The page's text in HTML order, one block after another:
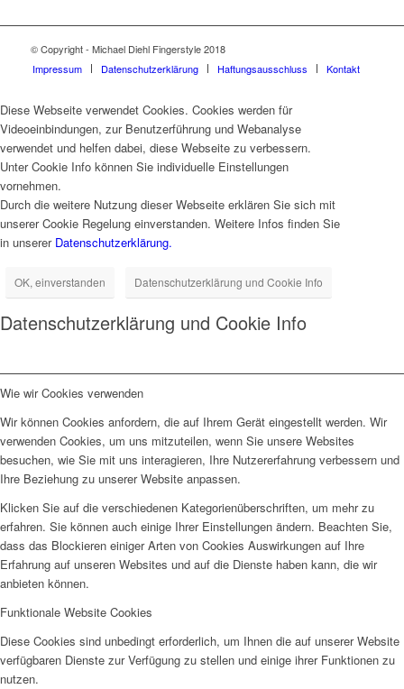
© Copyright - Michael Diehl Fingerstyle 2018
Impressum
Datenschutzerklärung Haftungsausschluss Kontakt
Diese Webseite verwendet Cookies. Cookies werden für
Videoeinbindungen, zur Benutzerführung und Webanalyse
verwendet und helfen dabei, diese Webseite zu verbessern.
Unter Cookie Info können Sie individuelle Einstellungen
vornehmen.
Durch die weitere Nutzung dieser Webseite erklären Sie sich mit
unserer Cookie Regelung einverstanden. Weitere Infos finden Sie
in unserer Datenschutzerklärung.
OK, einverstanden Datenschutzerklärung und Cookie Info
Datenschutzerklärung und Cookie Info
Wie wir Cookies verwenden
Wir können Cookies anfordern, die auf Ihrem Gerät eingestellt werden. Wir
verwenden Cookies, um uns mitzuteilen, wenn Sie unsere Websites
besuchen, wie Sie mit uns interagieren, Ihre Nutzererfahrung verbessern und
Ihre Beziehung zu unserer Website anpassen.
Klicken Sie auf die verschiedenen Kategorienüberschriften, um mehr zu
erfahren. Sie können auch einige Ihrer Einstellungen ändern. Beachten Sie,
dass das Blockieren einiger Arten von Cookies Auswirkungen auf Ihre
Erfahrung auf unseren Websites und auf die Dienste haben kann, die wir
anbieten können.
Funktionale Website Cookies
Diese Cookies sind unbedingt erforderlich, um Ihnen die auf unserer Website
verfügbaren Dienste zur Verfügung zu stellen und einige ihrer Funktionen zu
nutzen.